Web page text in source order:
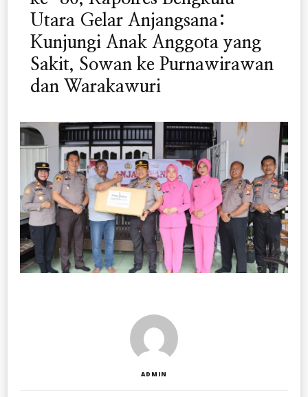
Utara Gelar Anjangsana:
Kunjungi Anak Anggota yang
Sakit, Sowan ke Purnawirawan
dan Warakawuri
ADMIN